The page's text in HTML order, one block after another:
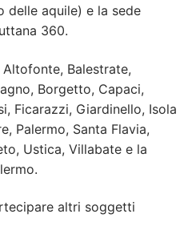
delle aquile) e la sede
360.
Balestrate,
Borgetto, Capaci,
Ficarazzi, Giardinello, Isola
Palermo, Santa Flavia,
Ustica, Villabate e la
altri soggetti